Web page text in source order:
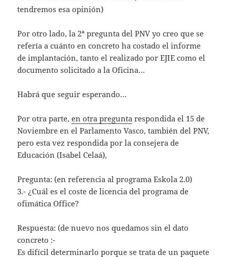
tendremos esa opinión)
Por otro lado, la 2ª pregunta del PNV yo creo que se
refería a cuánto en concreto ha costado el informe
de implantación, tanto el realizado por EJIE como el
documento solicitado a la Oficina…
Habrá que seguir esperando…
Por otra parte,en otra pregunta respondida el 15 de
Noviembre en el Parlamento Vasco, también del PNV,
pero esta vez respondida por la consejera de
Educación (Isabel Celaá),
Pregunta: (en referencia al programa Eskola 2.0)
3.- ¿Cuál es el coste de licencia del programa de
ofimática Office?
Respuesta: (de nuevo nos quedamos sin el dato
concreto :-
Es difícil determinarlo porque se trata de un paquete